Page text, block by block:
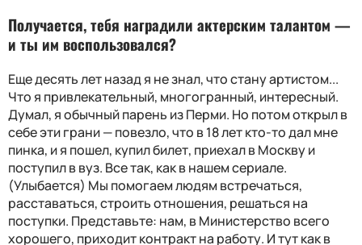
Получается, тебя наградили актерским талантом —
и ты им воспользовался?
Еще десять лет назад я не знал, что стану артистом...
Что я привлекательный, многогранный, интересный.
Думал, я обычный парень из Перми. Но потом открыл в
себе эти грани — повезло, что в 18 лет кто-то дал мне
пинка, и я пошел, купил билет, приехал в Москву и
поступил в вуз. Все так, как в нашем сериале.
(Улыбается) Мы помогаем людям встречаться,
расставаться, строить отношения, решаться на
поступки. Представьте: нам, в Министерство всего
хорошего, приходит контракт на работу. И тут как в